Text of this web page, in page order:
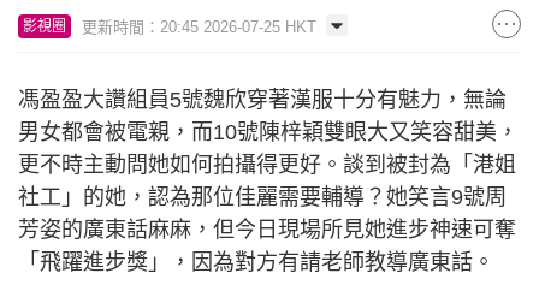
影視圈 更新時間：20:45 2026-07-25 HKT
馮盈盈大讚組員5號魏欣穿著漢服十分有魅力，無論
男女都會被電親，而10號陳梓穎雙眼大又笑容甜美，
更不時主動問她如何拍攝得更好。談到被封為「港姐
社工」的她，認為那位佳麗需要輔導？她笑言9號周
芳姿的廣東話麻麻，但今日現場所見她進步神速可奪
「飛躍進步獎」，因為對方有請老師教導廣東話。